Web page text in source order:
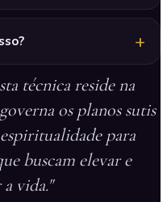
técnica reside na
os planos sutis
para
buscam elevar e
vida."